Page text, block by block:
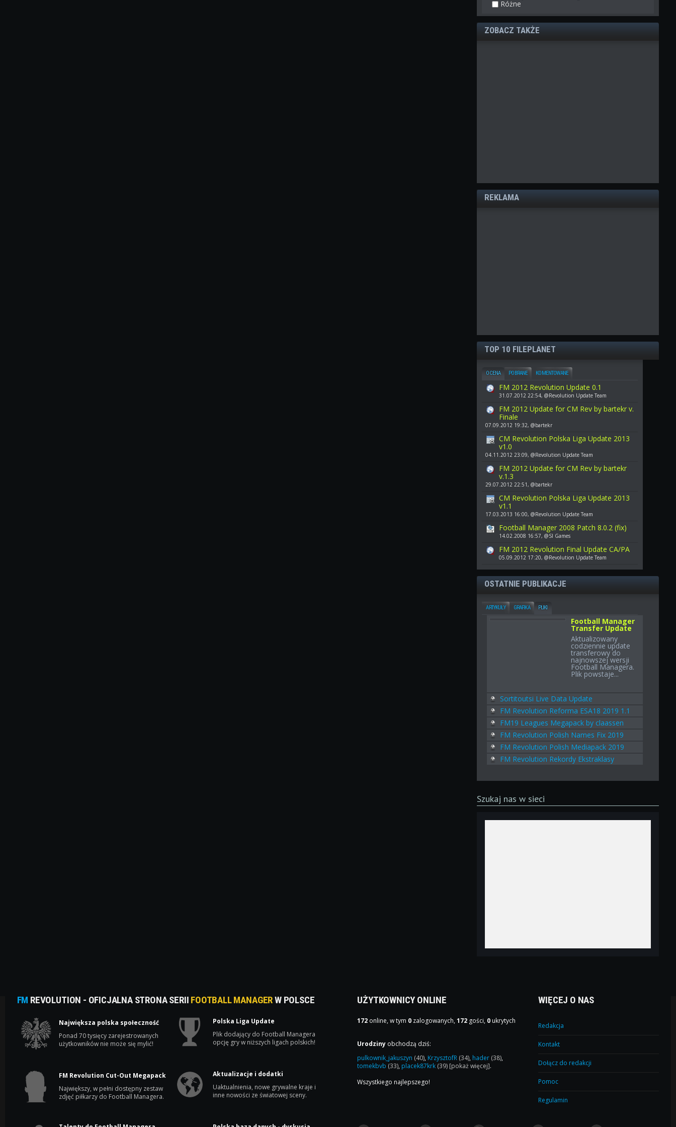
Różne
ZOBACZ TAKŻE
REKLAMA
TOP 10 FILEPLANET
OCENA POBRANE KOMENTOWANE
FM 2012 Revolution Update 0.1
31.07.2012 22:54, @Revolution Update Team
FM 2012 Update for CM Rev by bartekr v.
Finale
07.09.2012 19:32, @bartekr
CM Revolution Polska Liga Update 2013
v1.0
04.11.2012 23:09, @Revolution Update Team
FM 2012 Update for CM Rev by bartekr
v.1.3
29.07.2012 22:51, @bartekr
CM Revolution Polska Liga Update 2013
v1.1
17.03.2013 16:00, @Revolution Update Team
Football Manager 2008 Patch 8.0.2 (fix)
14.02.2008 16:57, @SI Games
FM 2012 Revolution Final Update CA/PA
05.09.2012 17:20, @Revolution Update Team
OSTATNIE PUBLIKACJE
ARTYKUŁY GRAFIKA PLIKI
Football Manager
Transfer Update
Aktualizowany
codziennie update
transferowy do
najnowszej wersji
Football Managera.
Plik powstaje...
Sortitoutsi Live Data Update
FM Revolution Reforma ESA18 2019 1.1
FM19 Leagues Megapack by claassen
FM Revolution Polish Names Fix 2019
FM Revolution Polish Mediapack 2019
FM Revolution Rekordy Ekstraklasy
Szukaj nas w sieci
FM REVOLUTION - OFICJALNA STRONA SERII FOOTBALL MANAGERW POLSCE
Największa polska społeczność
Ponad 70 tysięcy zarejestrowanych
użytkowników nie może się mylić!
Polska Liga Update
Plik dodający do Football Managera
opcję gry w niższych ligach polskich!
FM Revolution Cut-Out Megapack
Największy, w pełni dostępny zestaw
zdjęć piłkarzy do Football Managera.
Aktualizacje i dodatki
Uaktualnienia, nowe grywalne kraje i
inne nowości ze światowej sceny.
UŻYTKOWNICY ONLINE
172 online, w tym 0 zalogowanych,172 gości, 0 ukrytych
Urodziny obchodzą dziś:
pulkownik_jakuszyn (40), KrzysztofR (34), hader (38),
tomekbvb (33), placek87krk (39) [pokaż więcej].
Wszystkiego najlepszego!
WIĘCEJ O NAS
Redakcja
Kontakt
Dołącz do redakcji
Pomoc
Regulamin